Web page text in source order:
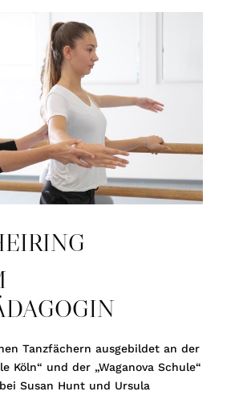
Tanzfächern ausgebildet an der
Köln“ und der „Waganova Schule“
Susan Hunt und Ursula